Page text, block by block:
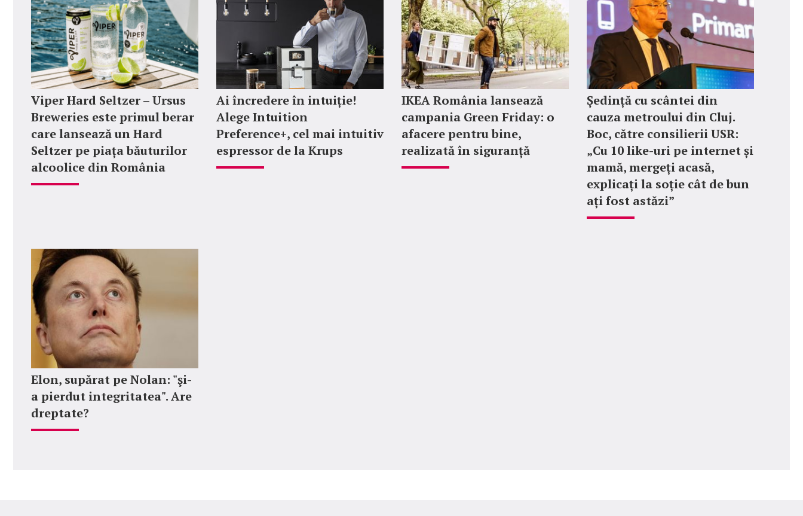
Viper Hard Seltzer – Ursus
Breweries este primul berar
care lansează un Hard
Seltzer pe piața băuturilor
alcoolice din România
Ai încredere în intuiție!
Alege Intuition
Preference+, cel mai intuitiv
espressor de la Krups
IKEA România lansează
campania Green Friday: o
afacere pentru bine,
realizată în siguranță
Ședință cu scântei din
cauza metroului din Cluj.
Boc, către consilierii USR:
„Cu 10 like-uri pe internet și
mamă, mergeți acasă,
explicați la soție cât de bun
ați fost astăzi”
Elon, supărat pe Nolan: "şi-
a pierdut integritatea". Are
dreptate?